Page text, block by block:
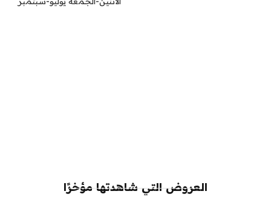
العروض التي شاهدتها مؤخرًا